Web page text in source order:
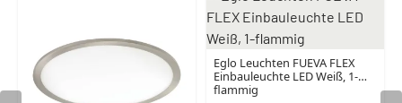
Eglo Leuchten FUEVA FLEX
Einbauleuchte LED Weiß, 1-
flammig